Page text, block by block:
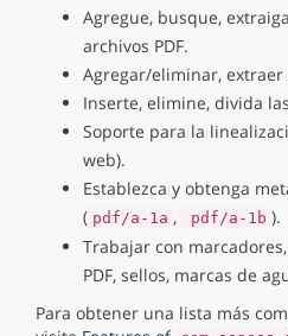
Agregue, busque,
archivos PDF.
Agregar/eliminar,
Inserte, elimine, divida
Soporte para la
web).
Establezca y obtenga
( pdf/a-1a , pdf/a-1b ).
Trabajar con
PDF, sellos, marcas de
Para obtener una lista más